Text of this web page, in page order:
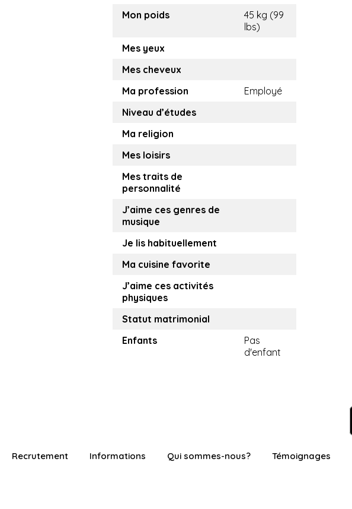
Mon poids
45 kg (99
lbs)
Mes yeux
Mes cheveux
Ma profession
Employé
Niveau d’études
Ma religion
Mes loisirs
Mes traits de
personnalité
J’aime ces genres de
musique
Je lis habituellement
Ma cuisine favorite
J’aime ces activités
physiques
Statut matrimonial
Enfants
Pas
d'enfant
Recrutement Informations Qui sommes-nous? Témoignages